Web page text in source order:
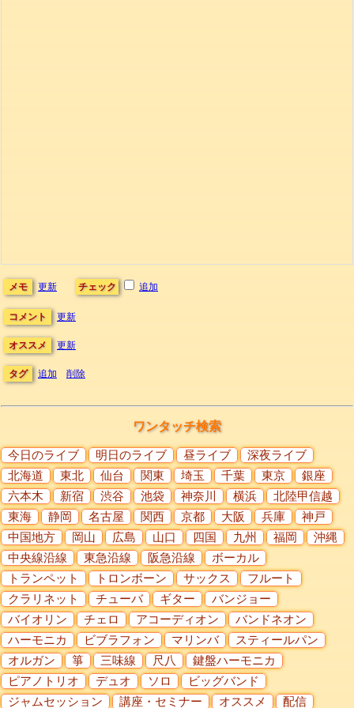
メモ 更新 チェック 追加
コメント 更新
オススメ 更新
タグ 追加 削除
ワンタッチ検索
今日のライブ 明日のライブ 昼ライブ
深夜ライブ
北海道
東北 仙台 関東 埼玉 千葉 東京
銀座
六本木
新宿 渋谷 池袋 神奈川 横浜
北陸甲信越
東海
静岡 名古屋 関西 京都 大阪 兵庫
神戸
中国地方
岡山 広島 山口 四国 九州 福岡
沖縄
中央線沿線
東急沿線 阪急沿線
ボーカル
トランペット
トロンボーン サックス
フルート
クラリネット
チューバ ギター
バンジョー
バイオリン
チェロ アコーディオン
バンドネオン
ハーモニカ
ビブラフォン マリンバ
スティールパン
オルガン
箏 三味線 尺八
鍵盤ハーモニカ
ピアノトリオ
デュオ ソロ
ビッグバンド
ジャムセッション
講座・セミナー オススメ 配信